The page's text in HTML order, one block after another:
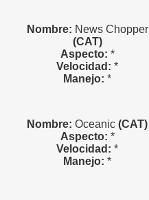
Nombre: News Chopper
(CAT)
Aspecto: *
Velocidad: *
Manejo: *
Nombre: Oceanic (CAT)
Aspecto: *
Velocidad: *
Manejo: *